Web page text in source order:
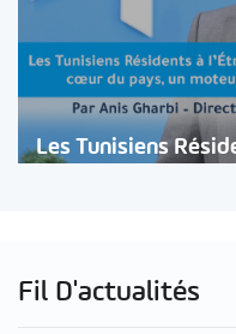
Les Tunisiens
Fil D'actualités